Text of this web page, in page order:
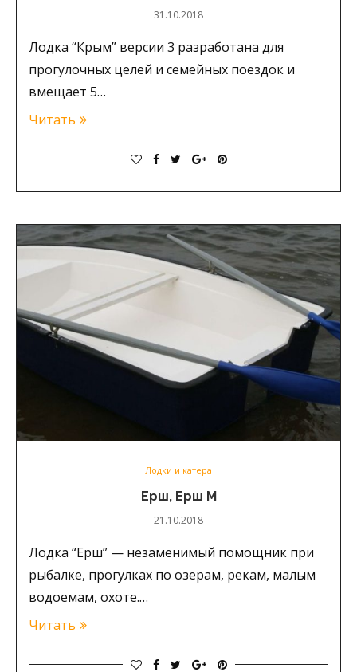
31.10.2018
Лодка “Крым” версии 3 разработана для
прогулочных целей и семейных поездок и
вмещает 5…
Читать
Лодки и катера
Ерш, Ерш М
21.10.2018
Лодка “Ерш” — незаменимый помощник при
рыбалке, прогулках по озерам, рекам, малым
водоемам, охоте.…
Читать